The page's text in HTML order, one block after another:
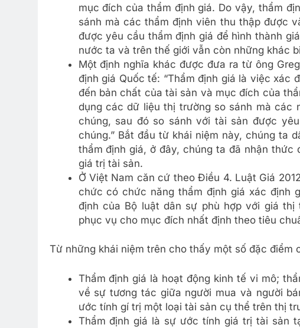
mục đích của thẩm định giá. Do vậy, thẩm
sánh mà các thẩm định viên thu thập được
được yêu cầu thẩm định giá để hình thành
nước ta và trên thế giới vẫn còn những khác
Một định nghĩa khác được đưa ra từ ông
định giá Quốc tế: “Thẩm định giá là việc
đến bản chất của tài sản và mục đích của
dụng các dữ liệu thị trường so sánh mà các
chúng, sau đó so sánh với tài sản được
chúng.” Bắt đầu từ khái niệm này, chúng ta
thẩm định giá, ở đây, chúng ta đã nhận
giá trị tài sản.
Ở Việt Nam căn cứ theo Điều 4. Luật Giá
chức có chức năng thẩm định giá xác định
định của Bộ luật dân sự phù hợp với giá
phục vụ cho mục đích nhất định theo tiêu
Từ những khái niệm trên cho thấy một số đặc điểm
Thẩm định giá là hoạt động kinh tế vi mô;
về sự tương tác giữa người mua và người
ước tính gí trị một loại tài sản cụ thể trên thị
Thẩm định giá là sự ước tính giá trị tài sản